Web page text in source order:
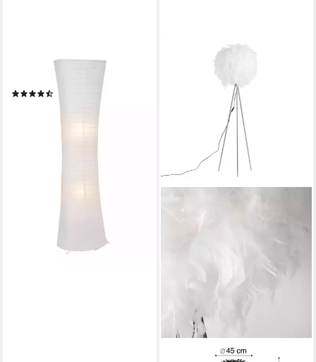
Stehlampe Becca, ohne
Leuchtmittel, Stehlampe weiß
ab 28,48 € 65,99 €